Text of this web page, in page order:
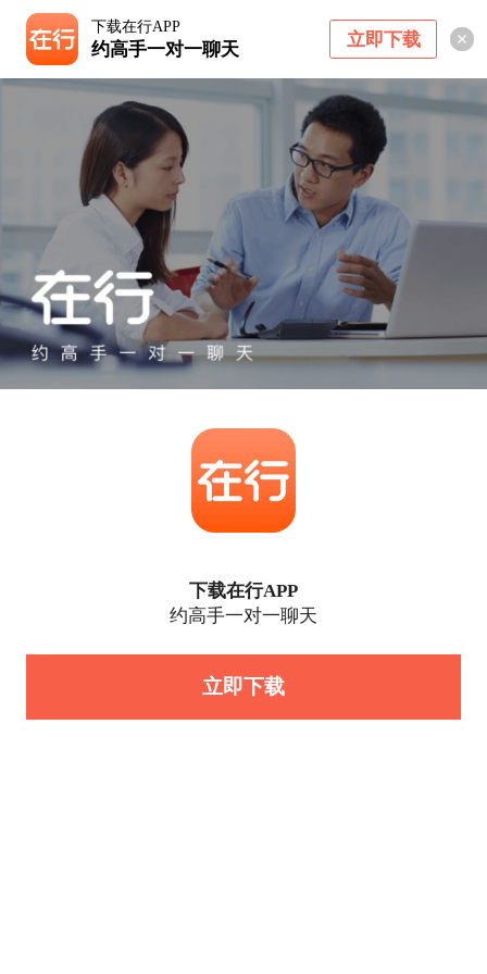
下载在行APP
约高手一对一聊天 立即下载
下载在行APP
约高手一对一聊天
立即下载